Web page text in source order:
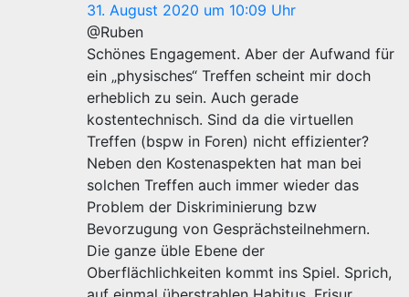
31. August 2020 um 10:09 Uhr
@Ruben
Schönes Engagement. Aber der Aufwand für
ein „physisches“ Treffen scheint mir doch
erheblich zu sein. Auch gerade
kostentechnisch. Sind da die virtuellen
Treffen (bspw in Foren) nicht effizienter?
Neben den Kostenaspekten hat man bei
solchen Treffen auch immer wieder das
Problem der Diskriminierung bzw
Bevorzugung von Gesprächsteilnehmern.
Die ganze üble Ebene der
Oberflächlichkeiten kommt ins Spiel. Sprich,